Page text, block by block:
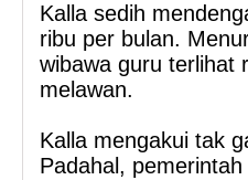
Kalla sedih
ribu per bulan.
wibawa guru terlihat
melawan.
Kalla mengakui tak
Padahal,